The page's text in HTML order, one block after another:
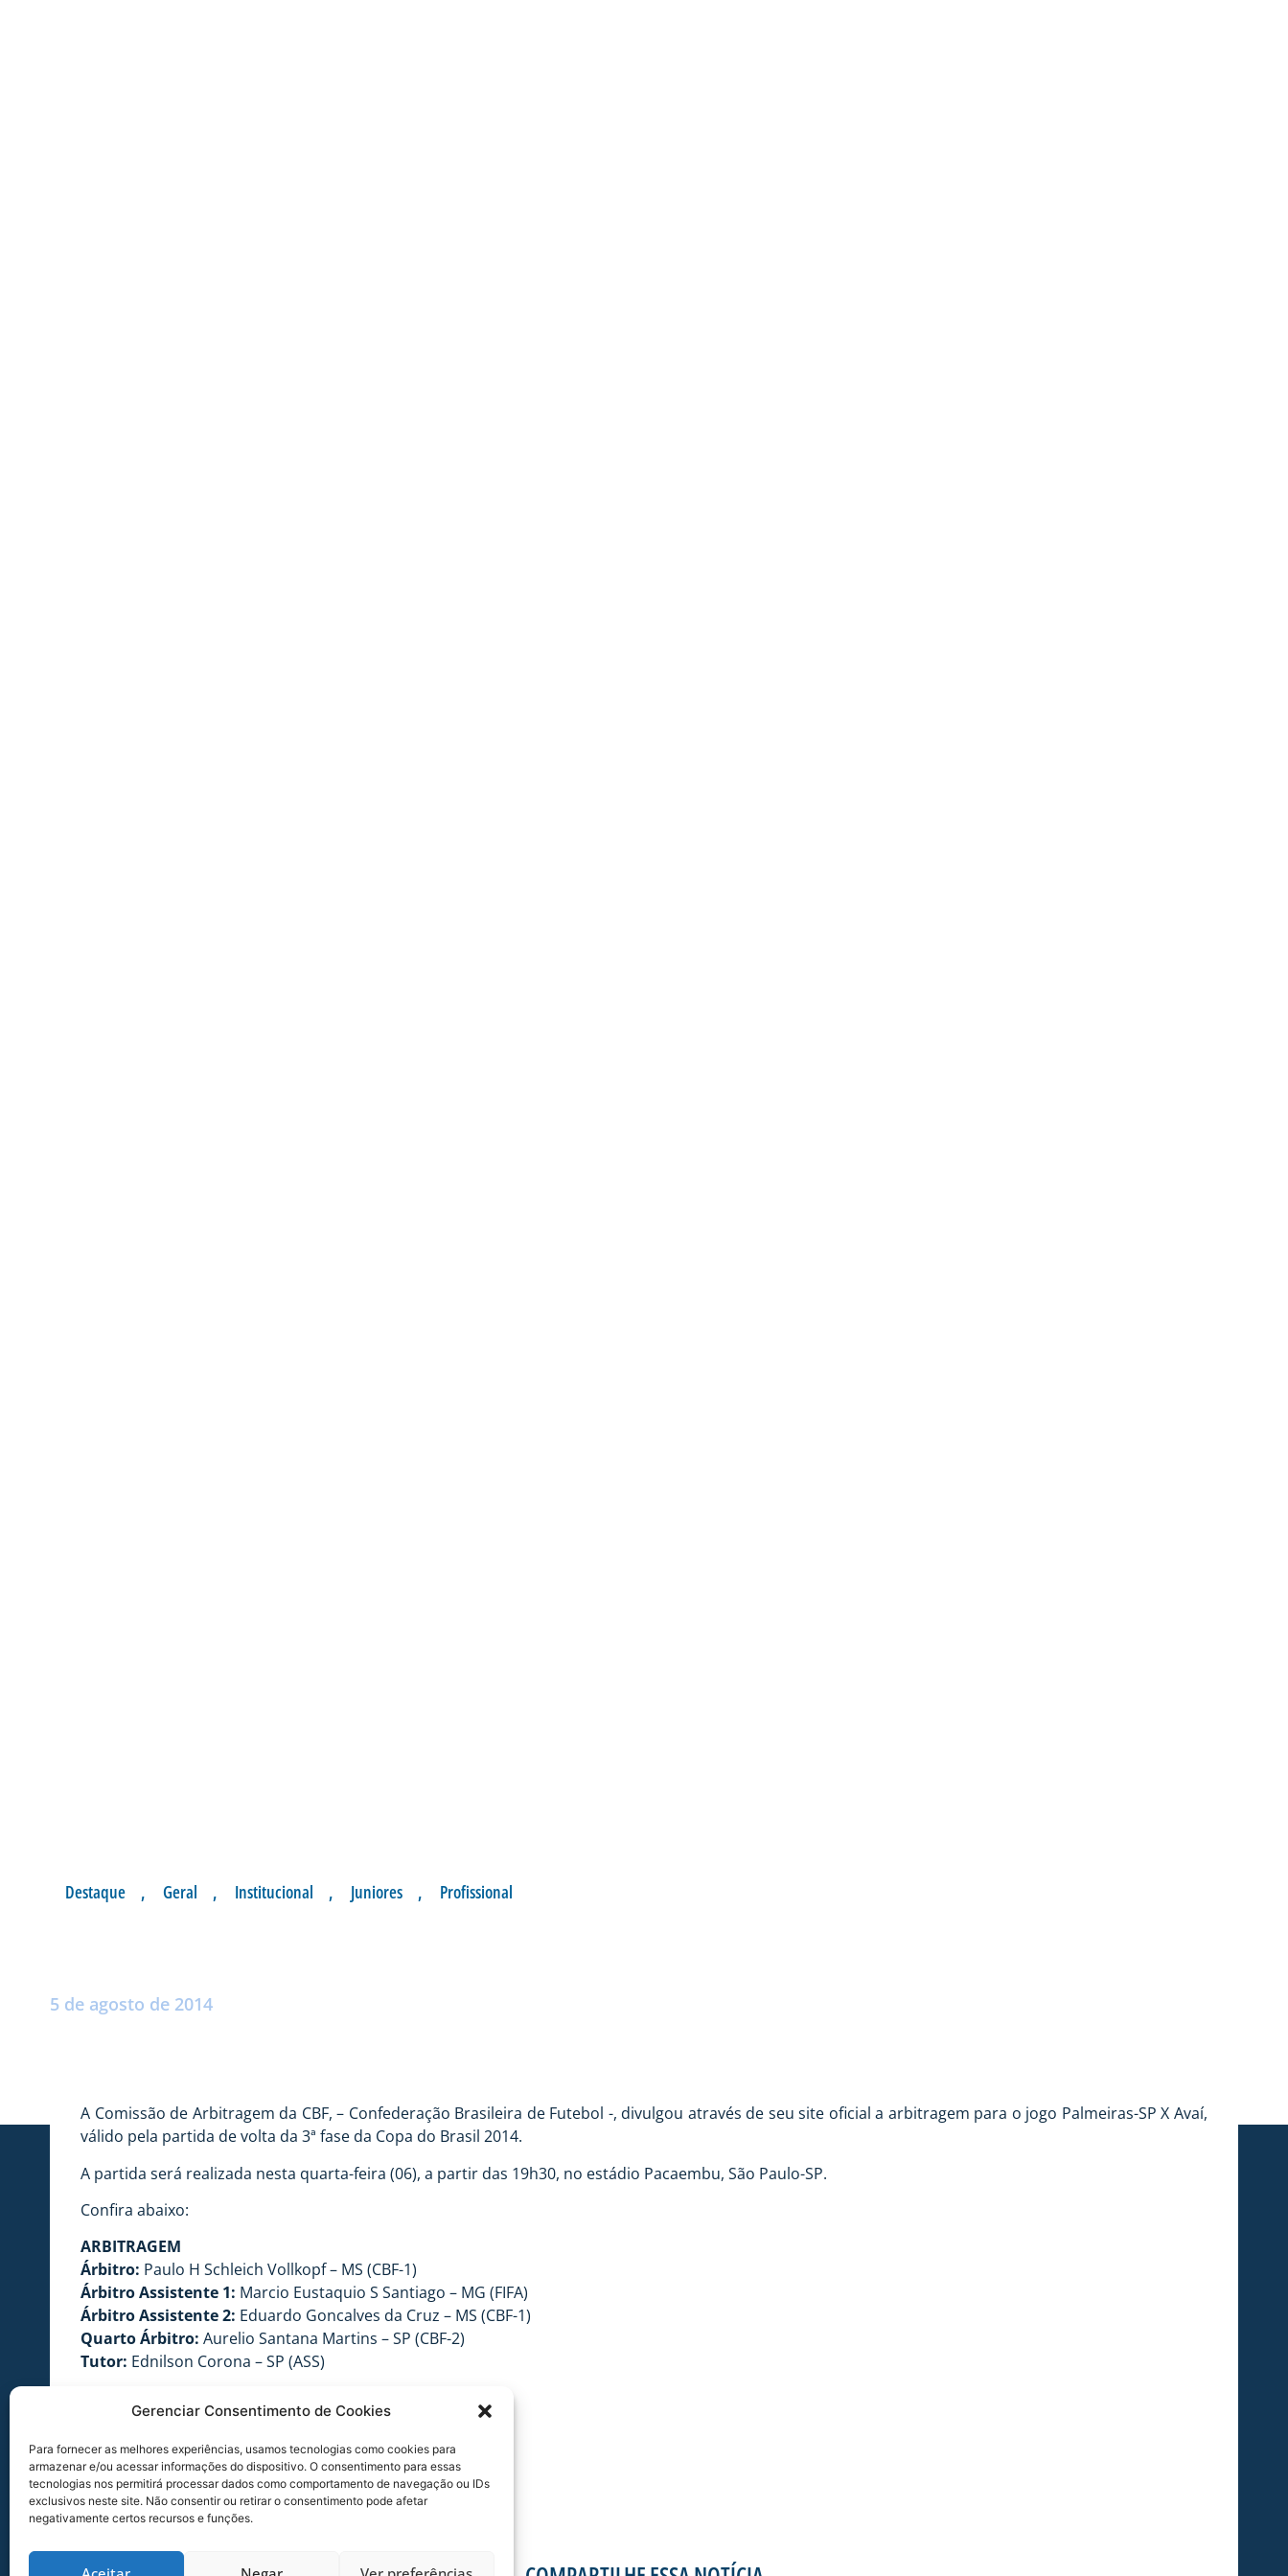
Gerenciar Consentimento de Cookies
Para fornecer as melhores experiências, usamos tecnologias como cookies para
armazenar e/ou acessar informações do dispositivo. O consentimento para essas
tecnologias nos permitirá processar dados como comportamento de navegação ou IDs
exclusivos neste site. Não consentir ou retirar o consentimento pode afetar
negativamente certos recursos e funções.
Destaque , Geral , Institucional , Juniores , Profissional
5 de agosto de 2014
A Comissão de Arbitragem da CBF, – Confederação Brasileira de Futebol -, divulgou através de seu site oficial a arbitragem para o jogo Palmeiras-SP X Avaí,
válido pela partida de volta da 3ª fase da Copa do Brasil 2014.
A partida será realizada nesta quarta-feira (06), a partir das 19h30, no estádio Pacaembu, São Paulo-SP.
Confira abaixo:
ARBITRAGEM
Árbitro: Paulo H Schleich Vollkopf – MS (CBF-1)
Árbitro Assistente 1: Marcio Eustaquio S Santiago – MG (FIFA)
Árbitro Assistente 2: Eduardo Goncalves da Cruz – MS (CBF-1)
Quarto Árbitro: Aurelio Santana Martins – SP (CBF-2)
Tutor: Ednilson Corona – SP (ASS)
Palmeiras x Avaí
Competição:Copa do Brasil
Data:06/08/2014
Hora:19h30
Estádio:Pacaembu